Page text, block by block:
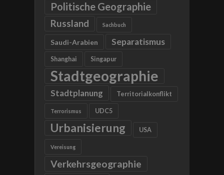
Politische Geographie
Russland Sachbuch
Saudi-Arabien Separatismus
Shanghai Singapur
Stadtgeographie
Stadtplanung Territorialkonflikt
Terrorismus UDC5
Urbanisierung USA
Vereisung
Verkehrsgeographie